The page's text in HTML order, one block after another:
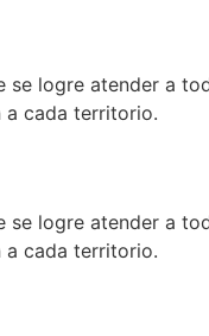
se logre atender a
a cada territorio.
se logre atender a
a cada territorio.